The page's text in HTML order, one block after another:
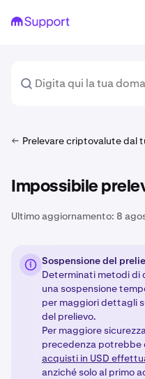
Prelevare criptovalute dal
Impossibile
Ultimo aggiornamento: 8
Sospensione del
Determinati metodi
una sospensione
per maggiori dettagli
del prelievo.
Per maggiore
precedenza
acquisti in USD
anziché solo al primo